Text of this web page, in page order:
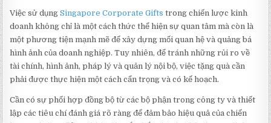
Việc sử dụngSingapore Corporate Gifts trong chiến lược kinh
doanh không chỉ là một cách thức thể hiện sự quan tâm mà còn là
một phương tiện mạnh mẽ để xây dựng mối quan hệ và quảng bá
hình ảnh của doanh nghiệp. Tuy nhiên, để tránh những rủi ro về
tài chính, hình ảnh, pháp lý và quản lý nội bộ, việc tặng quà cần
phải được thực hiện một cách cẩn trọng và có kế hoạch.
Cần có sự phối hợp đồng bộ từ các bộ phận trong công ty và thiết
lập các tiêu chí đánh giá rõ ràng để đảm bảo hiệu quả của chiến